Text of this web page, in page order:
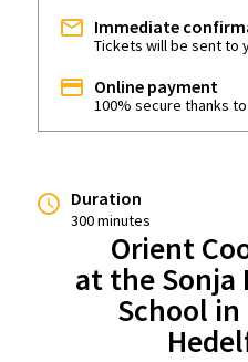
Immediate
Tickets will be sent to
Online payment
100% secure thanks
Duration
300 minutes
Orient
at the Sonja
School